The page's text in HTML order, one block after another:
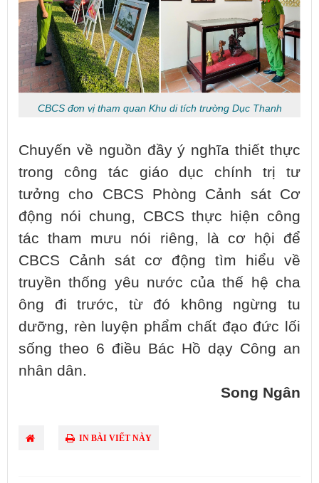
CBCS đơn vị tham quan Khu di tích trường Dục Thanh
Chuyến về nguồn đầy ý nghĩa thiết thực
trong công tác giáo dục chính trị tư
tưởng cho CBCS Phòng Cảnh sát Cơ
động nói chung, CBCS thực hiện công
tác tham mưu nói riêng, là cơ hội để
CBCS Cảnh sát cơ động tìm hiểu về
truyền thống yêu nước của thế hệ cha
ông đi trước, từ đó không ngừng tu
dưỡng, rèn luyện phẩm chất đạo đức lối
sống theo 6 điều Bác Hồ dạy Công an
nhân dân.
Song Ngân
IN BÀI VIẾT NÀY